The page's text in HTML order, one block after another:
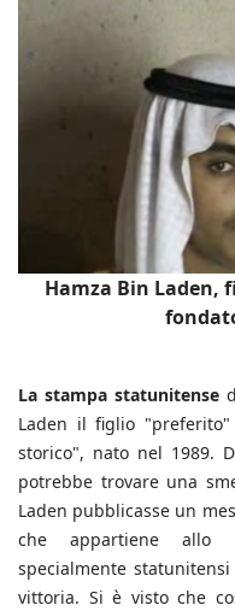
Hamza Bin Laden,
La stampa statunitense
Laden il figlio
storico", nato nel 1989.
potrebbe trovare una
Laden pubblicasse un
che appartiene allo
specialmente
vittoria. Si è visto che